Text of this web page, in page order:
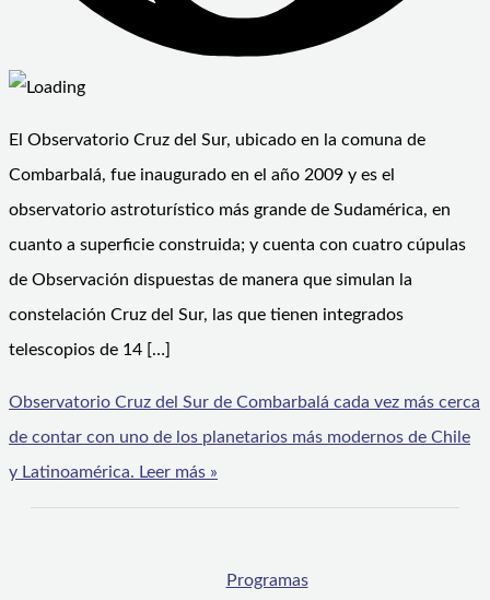
El Observatorio Cruz del Sur, ubicado en la comuna de
Combarbalá, fue inaugurado en el año 2009 y es el
observatorio astroturístico más grande de Sudamérica, en
cuanto a superficie construida; y cuenta con cuatro cúpulas
de Observación dispuestas de manera que simulan la
constelación Cruz del Sur, las que tienen integrados
telescopios de 14 […]
Observatorio Cruz del Sur de Combarbalá cada vez más cerca
de contar con uno de los planetarios más modernos de Chile
y Latinoamérica. Leer más »
Programas